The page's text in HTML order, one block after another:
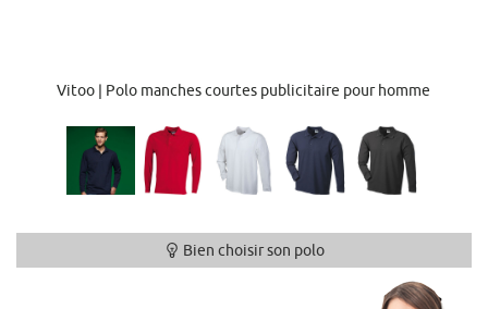
Vitoo | Polo manches courtes publicitaire pour homme
Bien choisir son polo